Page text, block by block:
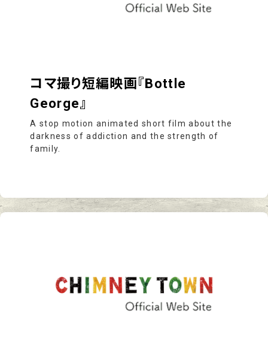
コマ撮り短編映画『Bottle
George』
A stop motion animated short film about the
darkness of addiction and the strength of
family.